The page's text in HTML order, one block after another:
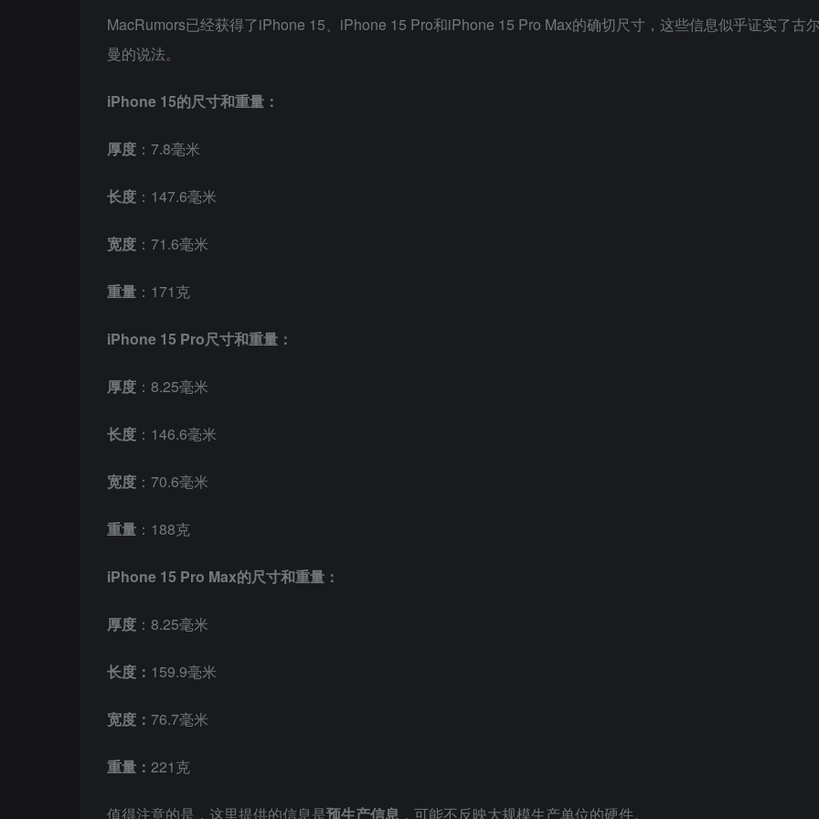
MacRumors已经获得了iPhone 15、iPhone 15 Pro和iPhone 15 Pro Max的确切尺寸，这些信息似乎证实了古
曼的说法。
iPhone 15的尺寸和重量：
厚度 ：7.8毫米
长度 ：147.6毫米
宽度 ：71.6毫米
重量 ：171克
iPhone 15 Pro尺寸和重量：
厚度 ：8.25毫米
长度 ：146.6毫米
宽度 ：70.6毫米
重量 ：188克
iPhone 15 Pro Max的尺寸和重量：
厚度 ：8.25毫米
长度： 159.9毫米
宽度： 76.7毫米
重量： 221克
值得注意的是，这里提供的信息是预生产信息 ，可能不反映大规模生产单位的硬件。